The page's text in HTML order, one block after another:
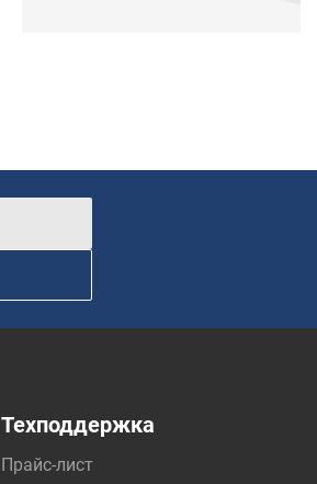
Техподдержка
Прайс-лист